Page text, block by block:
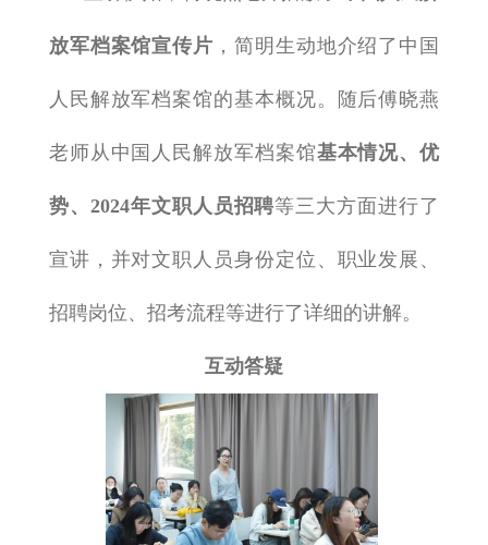
放军档案馆宣传片 ，简明生动地介绍了中国
人民解放军档案馆的基本概况。随后傅晓燕
老师从中国人民解放军档案馆基本情况、优
势、 2024年文职人员招聘等三大方面进行了
宣讲，并对文职人员身份定位、职业发展、
招聘岗位、招考流程等进行了详细的讲解。
互动答疑